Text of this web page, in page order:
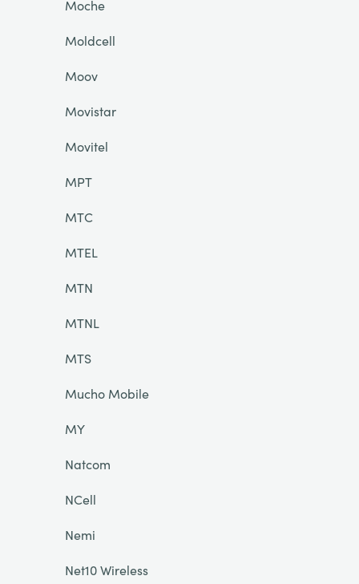
Moche
Moldcell
Moov
Movistar
Movitel
MPT
MTC
MTEL
MTN
MTNL
MTS
Mucho Mobile
MY
Natcom
NCell
Nemi
Net10 Wireless